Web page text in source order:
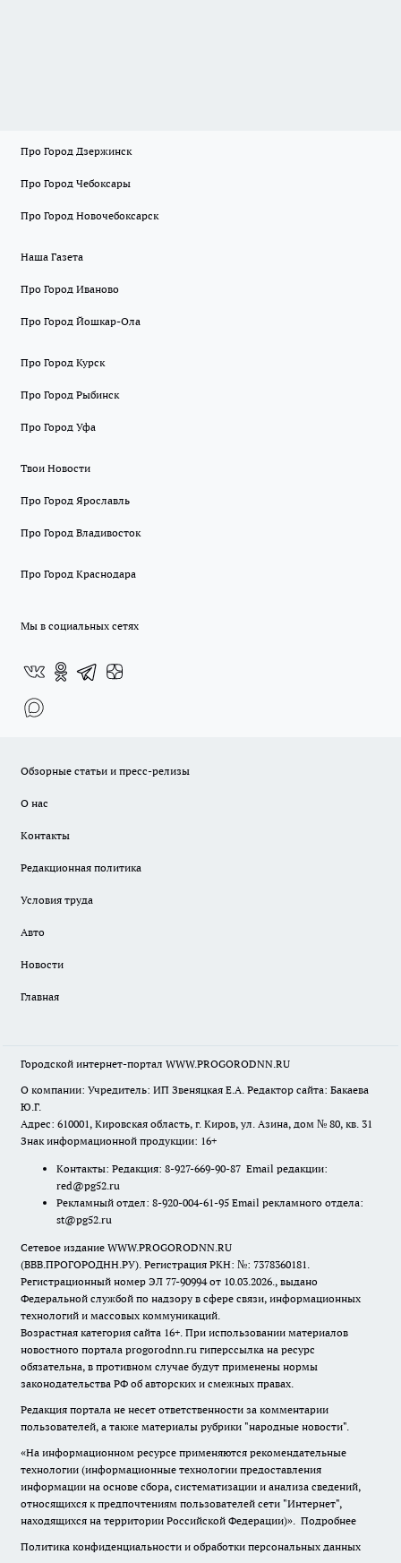
Про Город Дзержинск
Про Город Чебоксары
Про Город Новочебоксарск
Наша Газета
Про Город Иваново
Про Город Йошкар-Ола
Про Город Курск
Про Город Рыбинск
Про Город Уфа
Твои Новости
Про Город Ярославль
Про Город Владивосток
Про Город Краснодара
Мы в социальных сетях
Обзорные статьи и пресс-релизы
О нас
Контакты
Редакционная политика
Условия труда
Авто
Новости
Главная
Городской интернет-портал WWW.PROGORODNN.RU
О компании: Учредитель: ИП Звеняцкая Е.А. Редактор сайта: Бакаева
Ю.Г.
Адрес: 610001, Кировская область, г. Киров, ул. Азина, дом № 80, кв. 31
Знак информационной продукции: 16+
Контакты: Редакция: 8-927-669-90-87 Email редакции:
red@pg52.ru
Рекламный отдел: 8-920-004-61-95 Email рекламного отдела:
st@pg52.ru
Сетевое издание WWW.PROGORODNN.RU
(ВВВ.ПРОГОРОДНН.РУ). Регистрация РКН: №: 7378360181.
Регистрационный номер ЭЛ 77-90994 от 10.03.2026., выдано
Федеральной службой по надзору в сфере связи, информационных
технологий и массовых коммуникаций.
Возрастная категория сайта 16+. При использовании материалов
новостного портала progorodnn.ru гиперссылка на ресурс
обязательна, в противном случае будут применены нормы
законодательства РФ об авторских и смежных правах.
Редакция портала не несет ответственности за комментарии
пользователей, а также материалы рубрики "народные новости".
«На информационном ресурсе применяются рекомендательные
технологии (информационные технологии предоставления
информации на основе сбора, систематизации и анализа сведений,
относящихся к предпочтениям пользователей сети "Интернет",
находящихся на территории Российской Федерации)». Подробнее
Политика конфиденциальности и обработки персональных данных